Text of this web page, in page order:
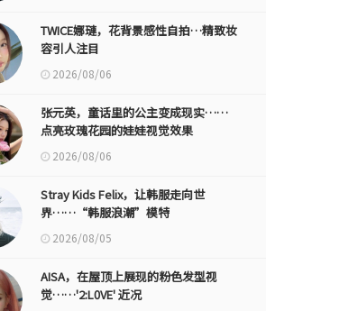
TWICE娜璉，花背景感性自拍…精致妆
容引人注目
2026/08/06
张元英，童话里的公主变成现实……
点亮玫瑰花园的娃娃视觉效果
2026/08/06
Stray Kids Felix，让韩服走向世
界……“韩服浪潮”模特
2026/08/05
AISA，在屋顶上展现的粉色发型视
觉……'2:L0VE' 近况